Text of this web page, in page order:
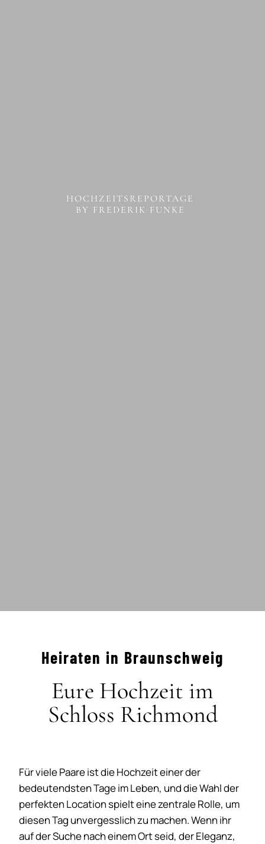
HOCHZEITSREPORTAGE
BY FREDERIK FUNKE
Heiraten in Braunschweig
Eure Hochzeit im
Schloss Richmond
Für viele Paare ist die Hochzeit einer der
bedeutendsten Tage im Leben, und die Wahl der
perfekten Location spielt eine zentrale Rolle, um
diesen Tag unvergesslich zu machen. Wenn ihr
auf der Suche nach einem Ort seid, der Eleganz,